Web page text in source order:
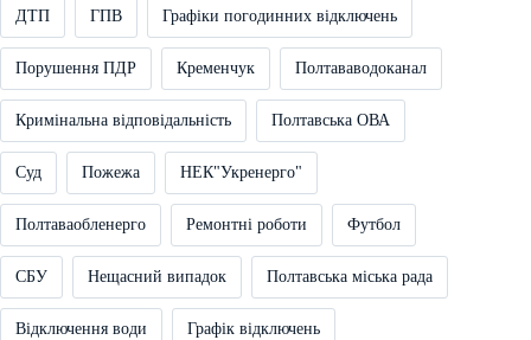
ДТП ГПВ Графіки погодинних відключень
Порушення ПДР Кременчук Полтававодоканал
Кримінальна відповідальність Полтавська ОВА
Суд Пожежа НЕК"Укренерго"
Полтаваобленерго Ремонтні роботи Футбол
СБУ Нещасний випадок Полтавська міська рада
Відключення води Графік відключень